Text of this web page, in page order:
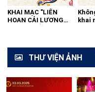
KHAI MẠC "LIÊN
HOAN CẢI LƯƠNG
khai
THƯ VIỆN ẢNH